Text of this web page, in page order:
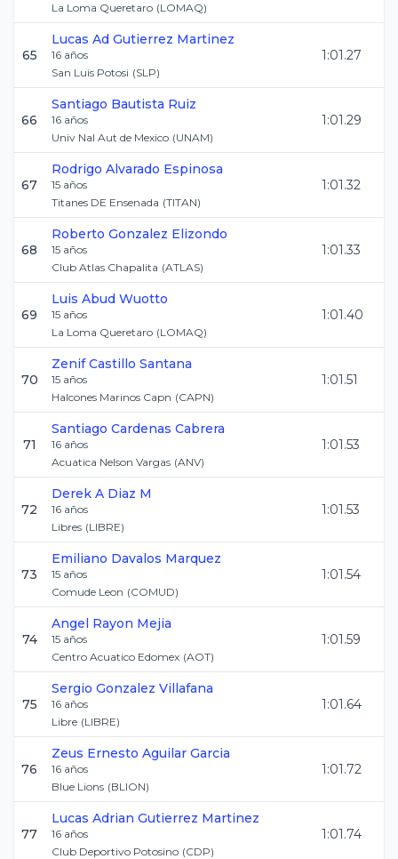
La Loma Queretaro (LOMAQ)
65
Lucas Ad Gutierrez Martinez
16 años
San Luis Potosi (SLP)
1:01.27
66
Santiago Bautista Ruiz
16 años
Univ Nal Aut de Mexico (UNAM)
1:01.29
67
Rodrigo Alvarado Espinosa
15 años
Titanes DE Ensenada (TITAN)
1:01.32
68
Roberto Gonzalez Elizondo
15 años
Club Atlas Chapalita (ATLAS)
1:01.33
69
Luis Abud Wuotto
15 años
La Loma Queretaro (LOMAQ)
1:01.40
70
Zenif Castillo Santana
15 años
Halcones Marinos Capn (CAPN)
1:01.51
71
Santiago Cardenas Cabrera
16 años
Acuatica Nelson Vargas (ANV)
1:01.53
72
Derek A Diaz M
16 años
Libres (LIBRE)
1:01.53
73
Emiliano Davalos Marquez
15 años
Comude Leon (COMUD)
1:01.54
74
Angel Rayon Mejia
15 años
Centro Acuatico Edomex (AOT)
1:01.59
75
Sergio Gonzalez Villafana
16 años
Libre (LIBRE)
1:01.64
76
Zeus Ernesto Aguilar Garcia
16 años
Blue Lions (BLION)
1:01.72
77
Lucas Adrian Gutierrez Martinez
16 años
Club Deportivo Potosino (CDP)
1:01.74